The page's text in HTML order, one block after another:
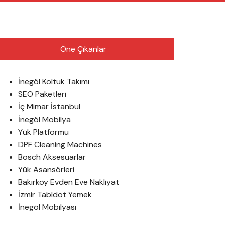
Öne Çıkanlar
İnegöl Koltuk Takımı
SEO Paketleri
İç Mimar İstanbul
İnegöl Mobilya
Yük Platformu
DPF Cleaning Machines
Bosch Aksesuarlar
Yük Asansörleri
Bakırköy Evden Eve Nakliyat
İzmir Tabldot Yemek
İnegöl Mobilyası